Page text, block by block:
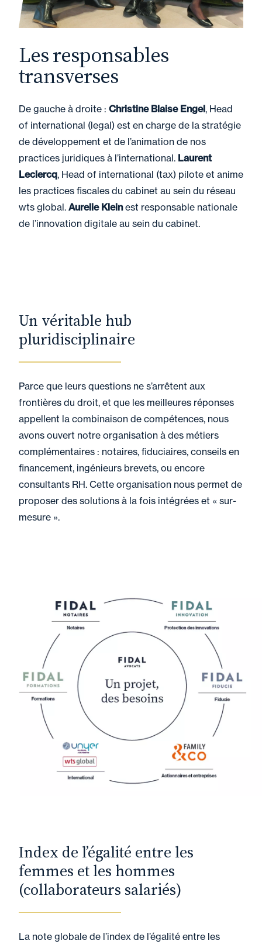
Les responsables
transverses
De gauche à droite : Christine Blaise Engel, Head
of international (legal) est en charge de la stratégie
de développement et de l’animation de nos
practices juridiques à l’international. Laurent
Leclercq, Head of international (tax) pilote et anime
les practices fiscales du cabinet au sein du réseau
wts global. Aurelie Kleinest responsable nationale
de l’innovation digitale au sein du cabinet.
Un véritable hub
pluridisciplinaire
Parce que leurs questions ne s’arrêtent aux
frontières du droit, et que les meilleures réponses
appellent la combinaison de compétences, nous
avons ouvert notre organisation à des métiers
complémentaires : notaires, fiduciaires, conseils en
financement, ingénieurs brevets, ou encore
consultants RH. Cette organisation nous permet de
proposer des solutions à la fois intégrées et « sur-
mesure ».
Index de l’égalité entre les
femmes et les hommes
(collaborateurs salariés)
La note globale de l’index de l’égalité entre les